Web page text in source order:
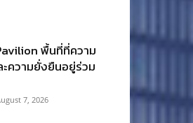
พื้นที่ที่ความ
ความยั่งยืนอยู่ร่วม
7, 2026